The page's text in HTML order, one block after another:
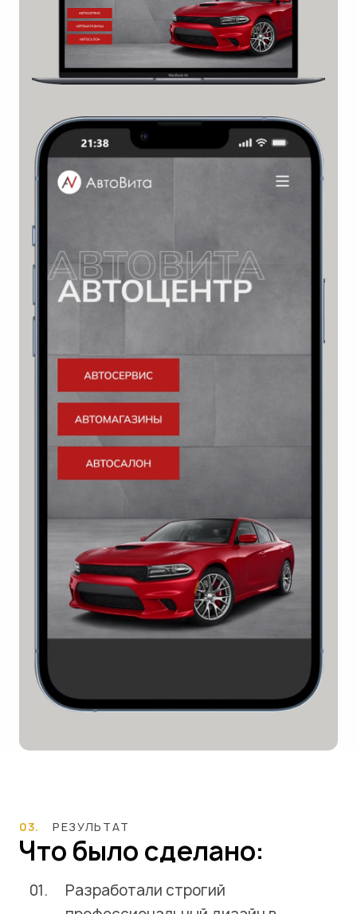
03. РЕЗУЛЬТАТ
Что было сделано:
Разработали строгий